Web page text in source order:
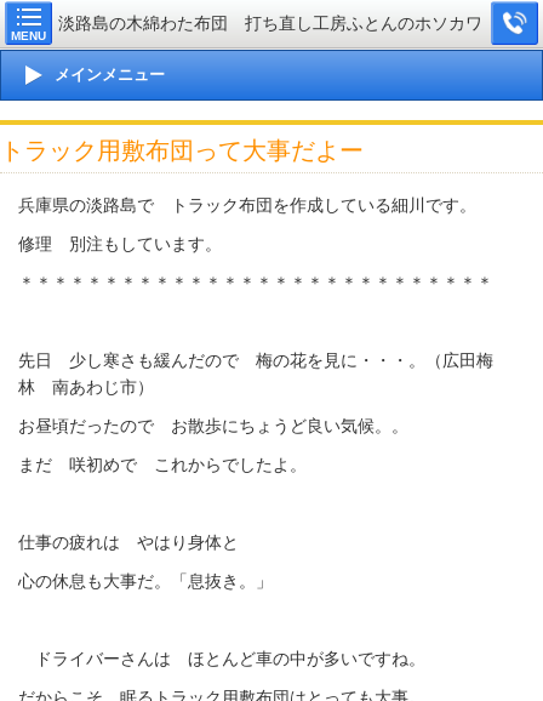
MENU
淡路島の木綿わた布団 打ち直し工房ふとんのホソカワ
メインメニュー
トラック用敷布団って大事だよー
兵庫県の淡路島で トラック布団を作成している細川です。
修理 別注もしています。
＊＊＊＊＊＊＊＊＊＊＊＊＊＊＊＊＊＊＊＊＊＊＊＊＊＊＊＊
先日 少し寒さも緩んだので 梅の花を見に・・・。（広田梅
林 南あわじ市）
お昼頃だったので お散歩にちょうど良い気候。。
まだ 咲初めで これからでしたよ。
仕事の疲れは やはり身体と
心の休息も大事だ。「息抜き。」
ドライバーさんは ほとんど車の中が多いですね。